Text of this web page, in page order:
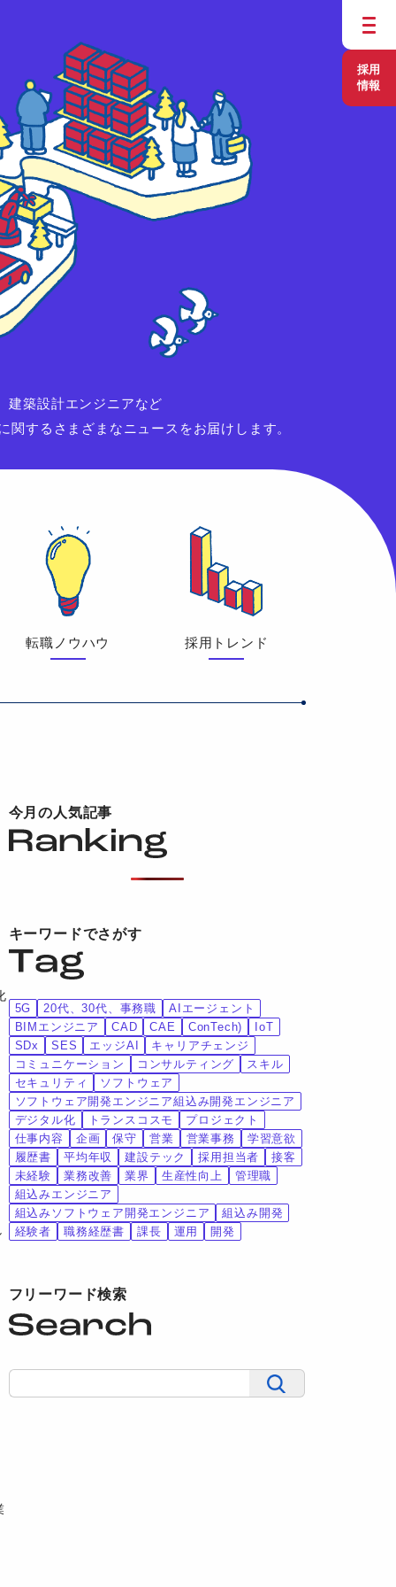
採用
情報
建築設計エンジニアなど
するさまざまなニュースをお届けします。
転職ノウハウ 採用トレンド
今月の人気記事
キーワードでさがす
5G 20代、30代、事務職
AIエージェント
BIMエンジニア
CAD CAE ConTech)
IoT
SDx
SES エッジAI
キャリアチェンジ
コミュニケーション
コンサルティング
スキル
セキュリティ
ソフトウェア
ソフトウェア開発エンジニア組込み開発エンジニア
デジタル化
トランスコスモ
プロジェクト
仕事内容
企画 保守 営業 営業事務
学習意欲
履歴書
平均年収 建設テック 採用担当者
接客
未経験
業務改善 業界 生産性向上
管理職
組込みエンジニア
組込みソフトウェア開発エンジニア
組込み開発
経験者
職務経歴書 課長 運用 開発
フリーワード検索